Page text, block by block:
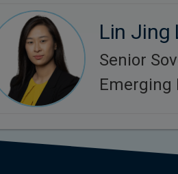
Lin Jing
Senior
Emerging